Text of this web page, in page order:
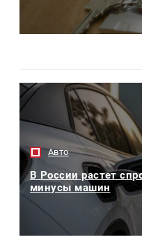
Авто
В России растет
минусы машин